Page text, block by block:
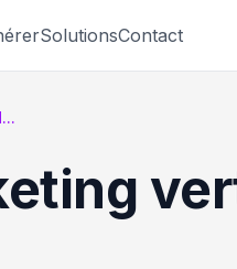
SolutionsContact